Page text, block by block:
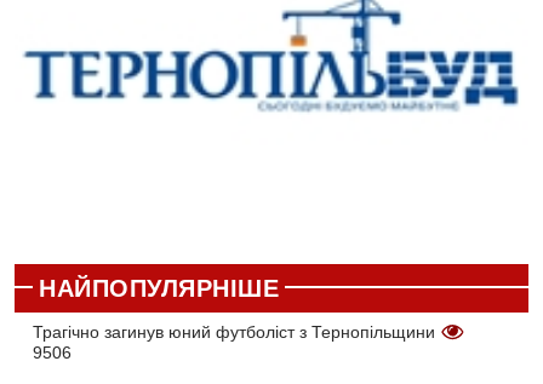
НАЙПОПУЛЯРНІШЕ
Трагічно загинув юний футболіст з Тернопільщини
9506